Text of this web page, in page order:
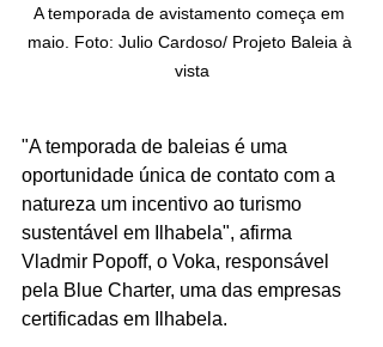
A temporada de avistamento começa em
maio. Foto: Julio Cardoso/ Projeto Baleia à
vista
"A temporada de baleias é uma
oportunidade única de contato com a
natureza um incentivo ao turismo
sustentável em Ilhabela", afirma
Vladmir Popoff, o Voka, responsável
pela Blue Charter, uma das empresas
certificadas em Ilhabela.